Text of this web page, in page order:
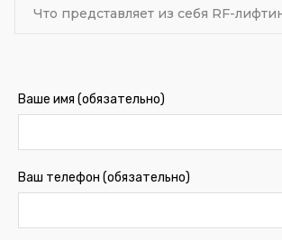
Что представляет из себя RF-
Ваше имя (обязательно)
Ваш телефон (обязательно)